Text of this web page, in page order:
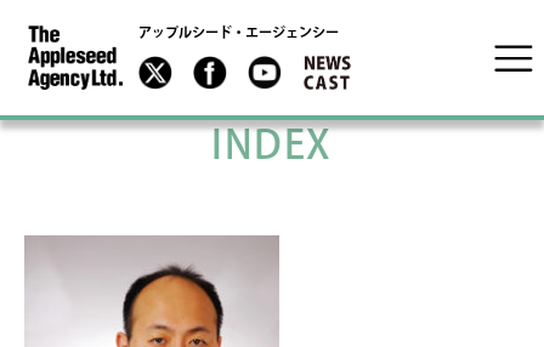
アップルシード・エージェンシー
INDEX